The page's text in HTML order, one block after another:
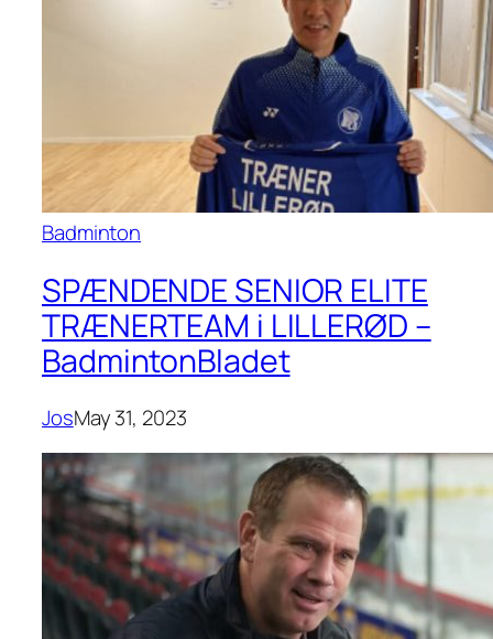
Badminton
SPÆNDENDE SENIOR ELITE
TRÆNERTEAM i LILLERØD –
BadmintonBladet
JosMay 31, 2023